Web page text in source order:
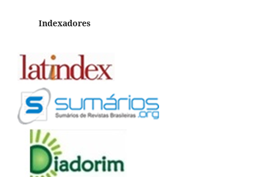
Indexadores